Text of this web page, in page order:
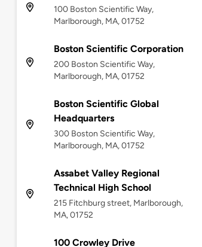
100 Boston Scientific Way,
Marlborough, MA, 01752
Boston Scientific Corporation
200 Boston Scientific Way,
Marlborough, MA, 01752
Boston Scientific Global
Headquarters
300 Boston Scientific Way,
Marlborough, MA, 01752
Assabet Valley Regional
Technical High School
215 Fitchburg street, Marlborough,
MA, 01752
100 Crowley Drive